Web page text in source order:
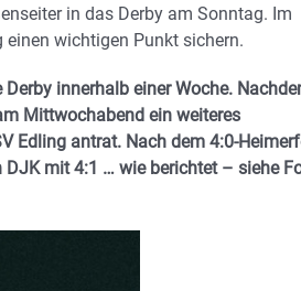
in das Derby am Sonntag. Im
wichtigen Punkt sichern.
innerhalb einer Woche.
Mittwochabend ein weiteres
Edling antrat. Nach dem 4:0-
DJK mit 4:1 … wie berichtet – siehe